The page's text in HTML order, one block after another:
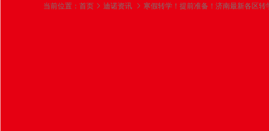
当前位置： 首页 迪诺资讯 寒假转学！提前准备！济南最新各区转